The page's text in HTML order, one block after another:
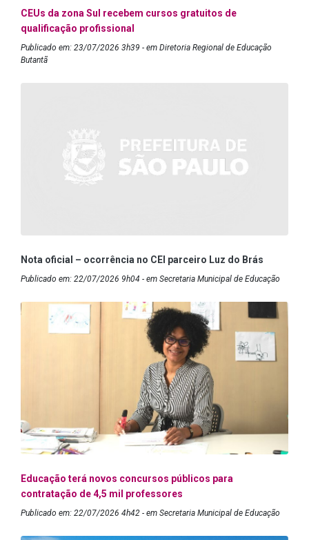
CEUs da zona Sul recebem cursos gratuitos de
qualificação profissional
Publicado em: 23/07/2026 3h39 - em Diretoria Regional de Educação
Butantã
Nota oficial – ocorrência no CEI parceiro Luz do Brás
Publicado em: 22/07/2026 9h04 - em Secretaria Municipal de Educação
Educação terá novos concursos públicos para
contratação de 4,5 mil professores
Publicado em: 22/07/2026 4h42 - em Secretaria Municipal de Educação